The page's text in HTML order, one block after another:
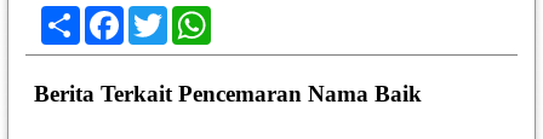
ShareFacebook
TwitterWhatsApp
Berita Terkait Pencemaran Nama Baik